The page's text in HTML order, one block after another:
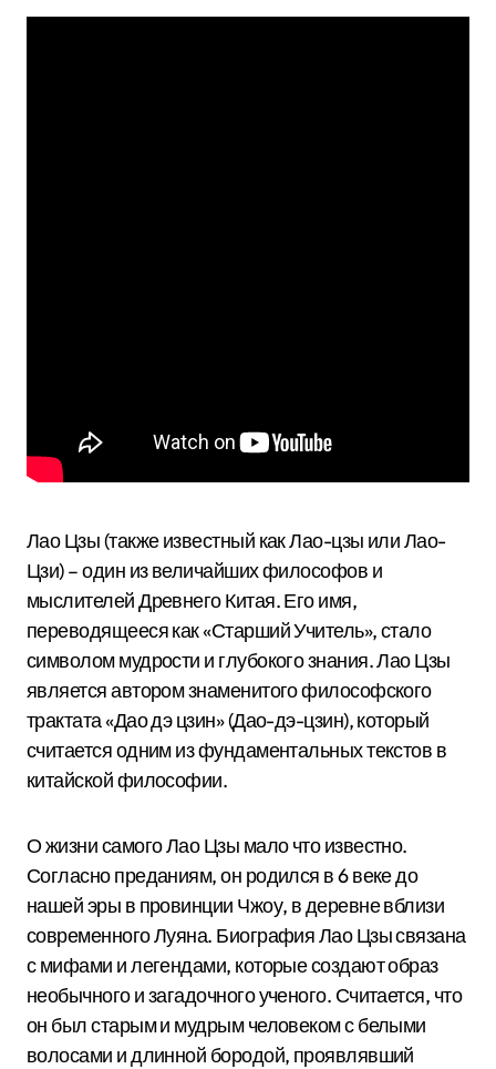
Лао Цзы (также известный как Лао-цзы или Лао-
Цзи) – один из величайших философов и
мыслителей Древнего Китая. Его имя,
переводящееся как «Старший Учитель», стало
символом мудрости и глубокого знания. Лао Цзы
является автором знаменитого философского
трактата «Дао дэ цзин» (Дао-дэ-цзин), который
считается одним из фундаментальных текстов в
китайской философии.
О жизни самого Лао Цзы мало что известно.
Согласно преданиям, он родился в 6 веке до
нашей эры в провинции Чжоу, в деревне вблизи
современного Луяна. Биография Лао Цзы связана
с мифами и легендами, которые создают образ
необычного и загадочного ученого. Считается, что
он был старым и мудрым человеком с белыми
волосами и длинной бородой, проявлявший